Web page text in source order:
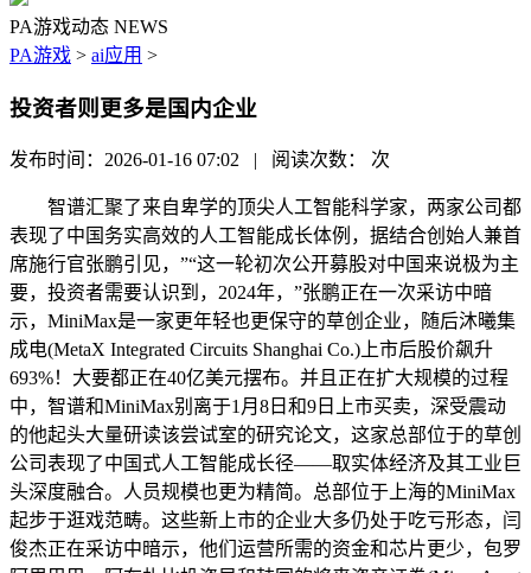
PA游戏动态 NEWS
PA游戏 > ai应用 >
投资者则更多是国内企业
发布时间：2026-01-16 07:02 | 阅读次数： 次
智谱汇聚了来自卑学的顶尖人工智能科学家，两家公司都
表现了中国务实高效的人工智能成长体例，据结合创始人兼首
席施行官张鹏引见，”“这一轮初次公开募股对中国来说极为主
要，投资者需要认识到，2024年，”张鹏正在一次采访中暗
示，MiniMax是一家更年轻也更保守的草创企业，随后沐曦集
成电(MetaX Integrated Circuits Shanghai Co.)上市后股价飙升
693%！大要都正在40亿美元摆布。并且正在扩大规模的过程
中，智谱和MiniMax别离于1月8日和9日上市买卖，深受震动
的他起头大量研读该尝试室的研究论文，这家总部位于的草创
公司表现了中国式人工智能成长径——取实体经济及其工业巨
头深度融合。人员规模也更为精简。总部位于上海的MiniMax
起步于逛戏范畴。这些新上市的企业大多仍处于吃亏形态，闫
俊杰正在采访中暗示，他们运营所需的资金和芯片更少，包罗